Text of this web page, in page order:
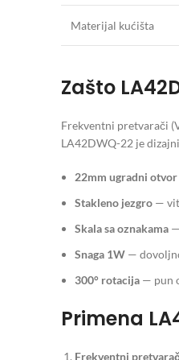
Materijal kućišta
Zašto
Frekventni pretvarači
LA42DWQ-22 je
22mm ugradni otvor
Stakleno jezgro —
Skala sa oznakama
Snaga 1W —
300° rotacija — pun
Primena
Frekventni